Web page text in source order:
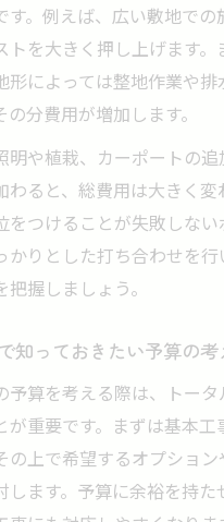
す。例えば、広い敷地で
トを大きく押し上げます
形によっては整地作業や
の分費用が増加します。
明や植栽、カーポートの
わると、総費用は大きく
をつけることが失敗しな
かりとした打ち合わせを
握しましょう。
知っておきたい予算の考
予算を考える際は、トー
が重要です。まずは基本工
の上で希望するオプショ
します。予算に余裕を持た